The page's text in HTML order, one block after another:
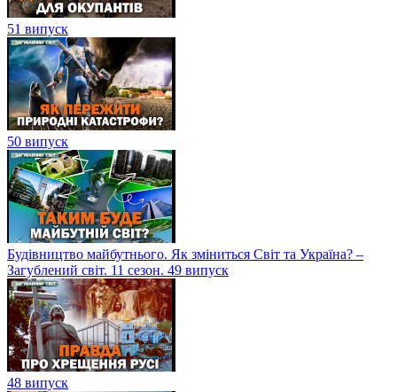
51 випуск
50 випуск
Будівництво майбутнього. Як зміниться Світ та Україна? –
Загублений світ. 11 сезон. 49 випуск
48 випуск